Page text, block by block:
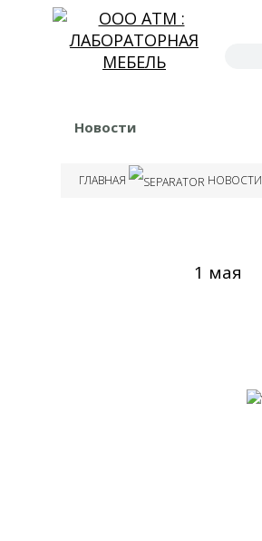
Новости
ГЛАВНАЯ НОВОСТИ
1 мая